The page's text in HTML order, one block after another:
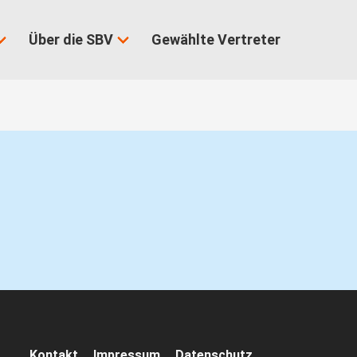
Über die SBV Gewählte Vertreter